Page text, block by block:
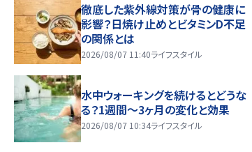
徹底した紫外線対策が骨の健康に
影響？日焼け止めとビタミンD不足
の関係とは
2026/08/07 11:40ライフスタイル
水中ウォーキングを続けるとどうな
る？1週間～3ヶ月の変化と効果
2026/08/07 10:34ライフスタイル